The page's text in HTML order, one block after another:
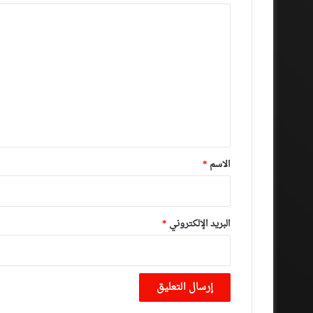
*
الاسم *
البريد الإلكتروني *